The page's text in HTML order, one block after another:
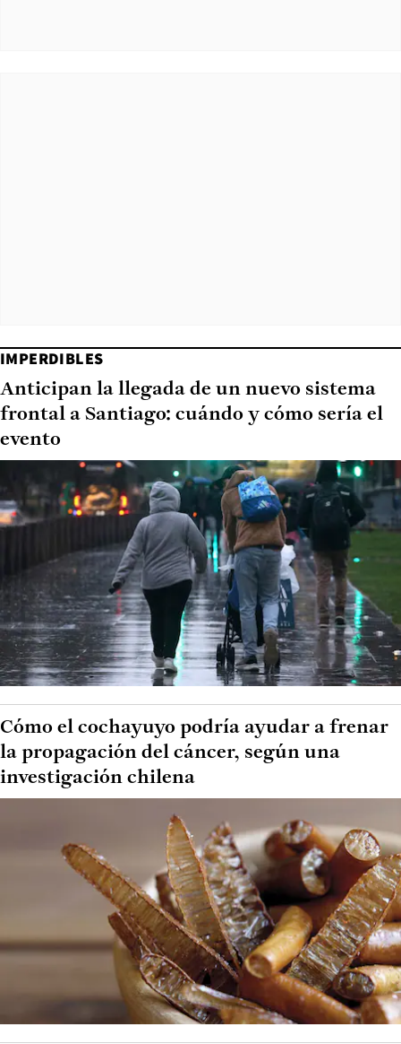
IMPERDIBLES
Anticipan la llegada de un nuevo sistema
frontal a Santiago: cuándo y cómo sería el
evento
Cómo el cochayuyo podría ayudar a frenar
la propagación del cáncer, según una
investigación chilena